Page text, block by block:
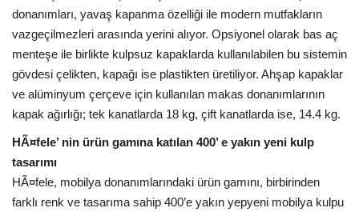
donanımları, yavaş kapanma özelliği ile modern mutfakların
vazgeçilmezleri arasında yerini alıyor. Opsiyonel olarak bas aç
menteşe ile birlikte kulpsuz kapaklarda kullanılabilen bu sistemin
gövdesi çelikten, kapağı ise plastikten üretiliyor. Ahşap kapaklar
ve alüminyum çerçeve için kullanılan makas donanımlarının
kapak ağırlığı; tek kanatlarda 18 kg, çift kanatlarda ise, 14.4 kg.
HÃ¤fele’ nin ürün gamına katılan 400’ e yakın yeni kulp
tasarımı
HÃ¤fele, mobilya donanımlarındaki ürün gamını, birbirinden
farklı renk ve tasarıma sahip 400’e yakın yepyeni mobilya kulpu